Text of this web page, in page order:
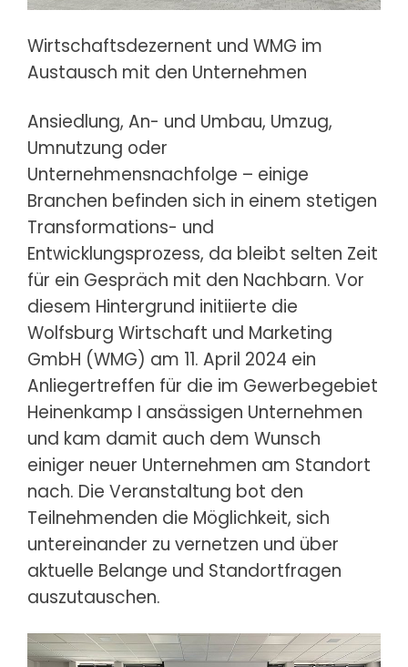
Wirtschaftsdezernent und WMG im
Austausch mit den Unternehmen
Ansiedlung, An- und Umbau, Umzug,
Umnutzung oder
Unternehmensnachfolge – einige
Branchen befinden sich in einem stetigen
Transformations- und
Entwicklungsprozess, da bleibt selten Zeit
für ein Gespräch mit den Nachbarn. Vor
diesem Hintergrund initiierte die
Wolfsburg Wirtschaft und Marketing
GmbH (WMG) am 11. April 2024 ein
Anliegertreffen für die im Gewerbegebiet
Heinenkamp I ansässigen Unternehmen
und kam damit auch dem Wunsch
einiger neuer Unternehmen am Standort
nach. Die Veranstaltung bot den
Teilnehmenden die Möglichkeit, sich
untereinander zu vernetzen und über
aktuelle Belange und Standortfragen
auszutauschen.